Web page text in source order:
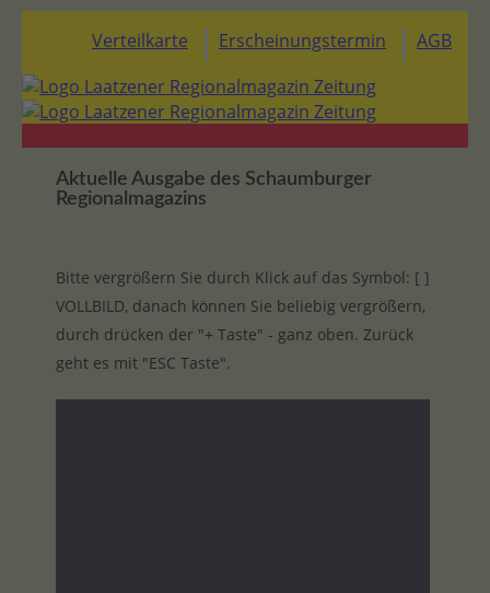
Verteilkarte Erscheinungstermin AGB
Aktuelle Ausgabe des Schaumburger
Regionalmagazins
Bitte vergrößern Sie durch Klick auf das Symbol: [ ]
VOLLBILD, danach können Sie beliebig vergrößern,
durch drücken der "+ Taste" - ganz oben. Zurück
geht es mit "ESC Taste".